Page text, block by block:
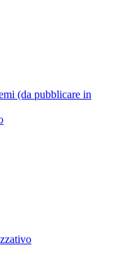
(da pubblicare in